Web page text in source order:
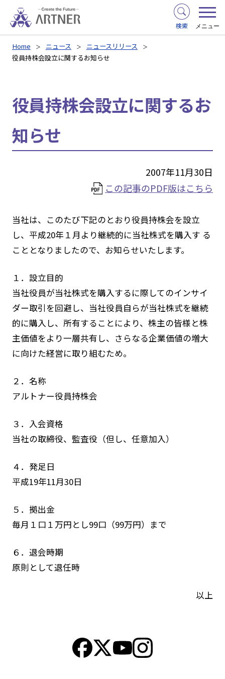
検索 メニュー
Home ニュース
ニュースリリース
役員持株会設立に関するお知らせ
役員持株会設立に関するお
知らせ
2007年11月30日
この記事のPDF版はこちら
当社は、このたび下記のとおり役員持株会を設立
し、平成20年１月より継続的に当社株式を購入す る
こととなりましたので、お知らせいたします。
１．設立目的
当社役員が当社株式を購入するに際してのインサイ
ダー取引を回避し、当社役員自らが当社株式を継続
的に購入し、所有することにより、株主の皆様と株
主価値をより一層共有し、さらなる企業価値の増大
に向けた経営に取り組むため。
２．名称
アルトナー役員持株会
３．入会資格
当社の取締役、監査役（但し、任意加入）
４．発足日
平成19年11月30日
５．拠出金
毎月１口１万円とし99口（99万円）まで
６．退会時期
原則として退任時
以上